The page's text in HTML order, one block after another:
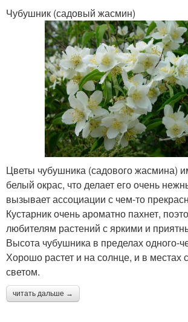
Чубушник (садовый жасмин)
Цветы чубушника (садового жасмина)
белый окрас, что делает его очень
вызывает ассоциации с чем-то
Кустарник очень ароматно пахнет,
любителям растений с яркими и
Высота чубушника в пределах одного-
Хорошо растет и на солнце, и в местах
светом.
читать дальше →